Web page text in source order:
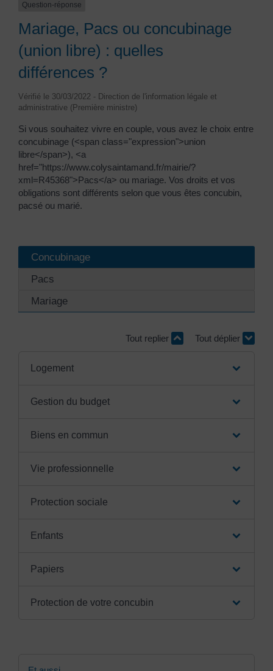
Question-réponse
Mariage, Pacs ou concubinage
(union libre) : quelles
différences ?
Vérifié le 30/03/2022 - Direction de l'information légale et
administrative (Première ministre)
Si vous souhaitez vivre en couple, vous avez le choix entre
concubinage (<span class="expression">union
libre</span>), <a
href="https://www.colysaintamand.fr/mairie/?
xml=R45368">Pacs</a> ou mariage. Vos droits et vos
obligations sont différents selon que vous êtes concubin,
pacsé ou marié.
Concubinage
Pacs
Mariage
Tout replier Tout déplier
Logement
Gestion du budget
Biens en commun
Vie professionnelle
Protection sociale
Enfants
Papiers
Protection de votre concubin